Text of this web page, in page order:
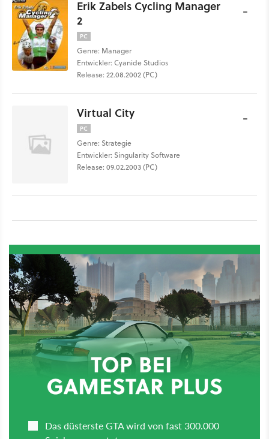
Erik Zabels Cycling Manager
2
PC
Genre: Manager
Entwickler: Cyanide Studios
Release: 22.08.2002 (PC)
-
Virtual City
PC
Genre: Strategie
Entwickler: Singularity Software
Release: 09.02.2003 (PC)
-